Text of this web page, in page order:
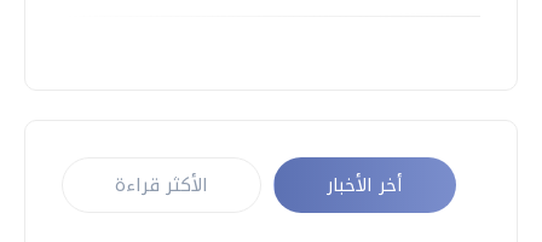
أخر الأخبار الأكثر قراءة